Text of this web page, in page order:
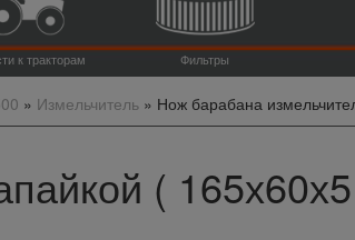
к тракторам Фильтры
» Измельчитель» Нож барабана
(